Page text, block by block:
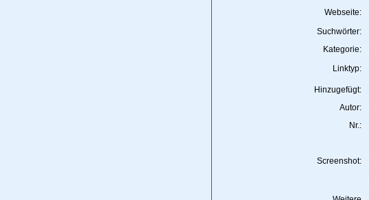
Webseite:
Suchwörter:
Kategorie:
Linktyp:
Hinzugefügt:
Autor:
Nr.:
Screenshot: